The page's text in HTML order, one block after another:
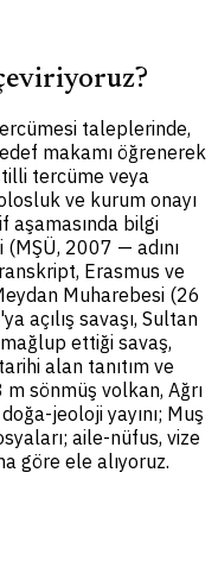
taleplerinde,
makamı öğrenerek
tercüme veya
ve kurum onayı
aşamasında bilgi
2007 — adını
Erasmus ve
Muharebesi (26
açılış savaşı, Sultan
ettiği savaş,
alan tanıtım ve
m sönmüş volkan, Ağrı
jeoloji yayını; Muş
aile-nüfus, vize
göre ele alıyoruz.